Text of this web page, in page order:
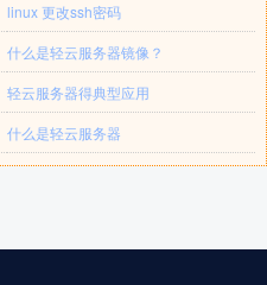
linux 更改ssh密码
什么是轻云服务器镜像？
轻云服务器得典型应用
什么是轻云服务器